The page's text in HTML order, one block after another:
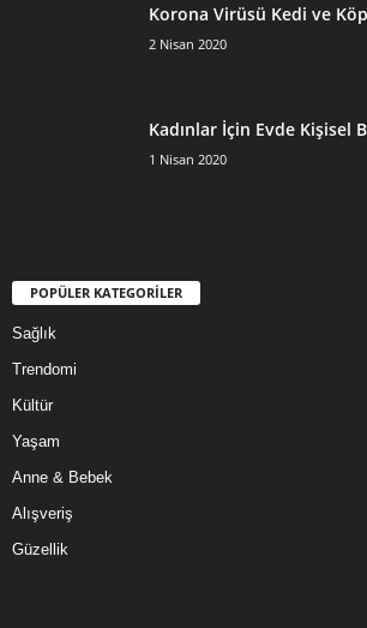
Korona Virüsü Kedi ve
2 Nisan 2020
Kadınlar İçin Evde Kişisel
1 Nisan 2020
POPÜLER KATEGORİLER
Sağlık
Trendomi
Kültür
Yaşam
Anne & Bebek
Alışveriş
Güzellik